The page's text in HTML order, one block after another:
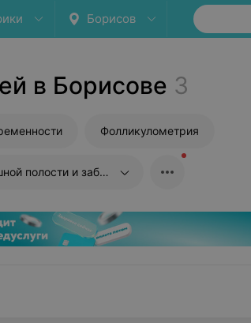
Борисов
в Борисове 3
Фолликулометрия
и забрюшиного пространства